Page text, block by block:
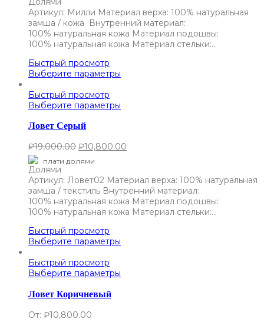
Артикул: Милли Материал верха: 100% натуральная
замша / кожа Внутренний материал:
100% натуральная кожа Материал подошвы:
100% натуральная кожа Материал стельки:…
Быстрый просмотр
Выберите параметры
Быстрый просмотр
Выберите параметры
Ловет Серый
₽19,000.00 ₽10,800.00
плати долями
Артикул: Ловет02 Материал верха: 100% натуральная
замша / текстиль Внутренний материал:
100% натуральная кожа Материал подошвы:
100% натуральная кожа Материал стельки:…
Быстрый просмотр
Выберите параметры
Быстрый просмотр
Выберите параметры
Ловет Коричневый
От: ₽10,800.00